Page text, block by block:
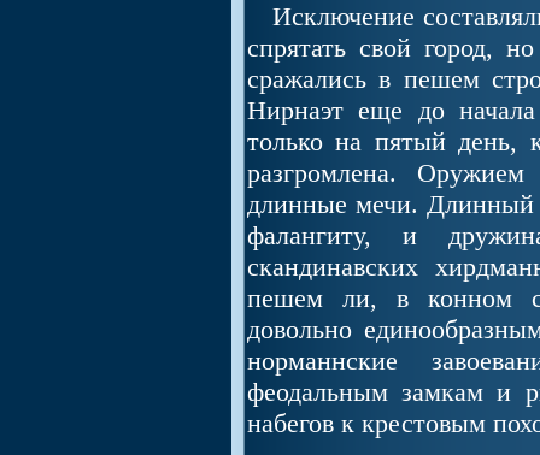
Исключение
спрятать свой город,
сражались в пешем
Нирнаэт еще до
только на пятый день,
разгромлена.
длинные мечи. Длинный
фалангиту, и
скандинавских
пешем ли, в конном
довольно
норманнские
феодальным замкам и
набегов к крестовым